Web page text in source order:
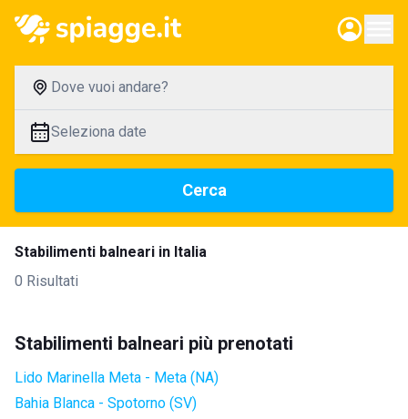
Dove vuoi andare?
Seleziona date
Cerca
Stabilimenti balneari in Italia
0 Risultati
Stabilimenti balneari più prenotati
Lido Marinella Meta - Meta (NA)
Bahia Blanca - Spotorno (SV)